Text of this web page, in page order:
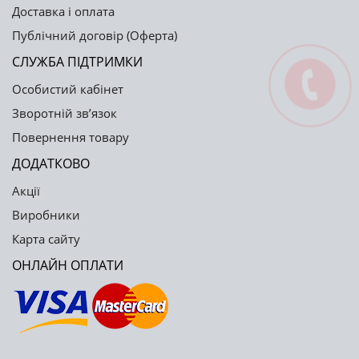
Доставка і оплата
Публічний договір (Оферта)
СЛУЖБА ПІДТРИМКИ
Особистий кабінет
Зворотній зв’язок
Повернення товару
ДОДАТКОВО
Акції
Виробники
Карта сайту
ОНЛАЙН ОПЛАТИ